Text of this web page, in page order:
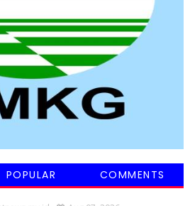
POPULAR COMMENTS